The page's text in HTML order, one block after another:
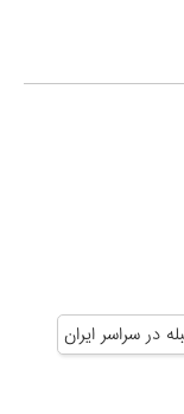
در سراسر ایران